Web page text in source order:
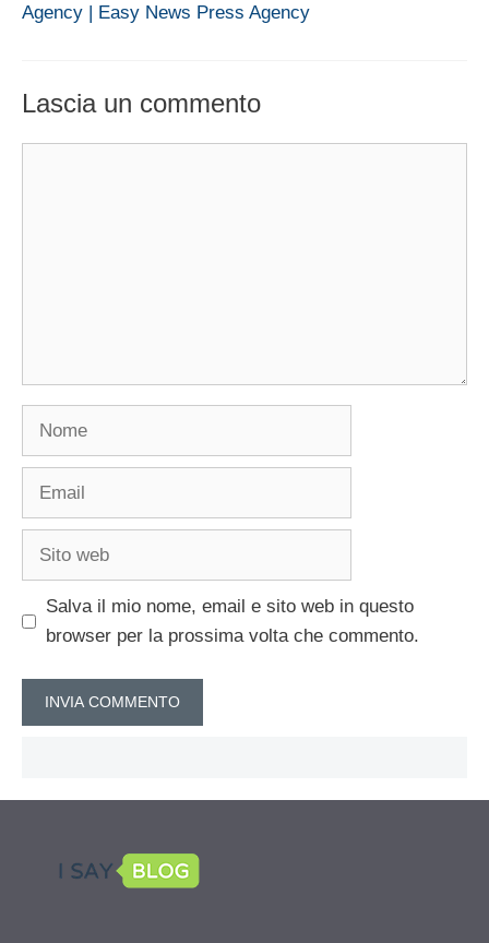
Agency | Easy News Press Agency
Lascia un commento
Nome
Email
Sito
Salva il mio nome, email e sito web in questo
browser per la prossima volta che commento.